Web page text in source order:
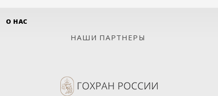
О НАС
НАШИ ПАРТНЕРЫ